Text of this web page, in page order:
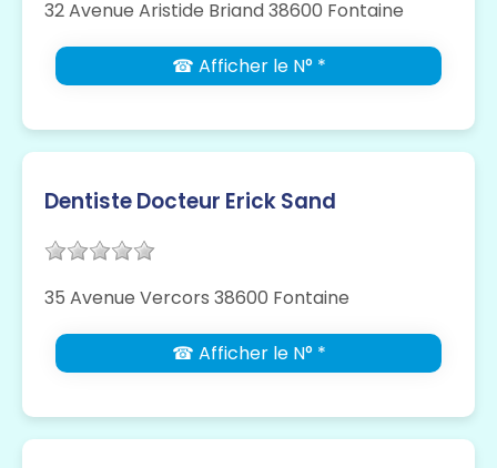
32 Avenue Aristide Briand 38600 Fontaine
☎ Afficher le N° *
Dentiste Docteur Erick Sand
35 Avenue Vercors 38600 Fontaine
☎ Afficher le N° *